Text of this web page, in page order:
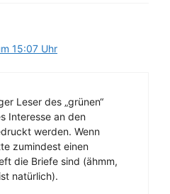
15:07 Uhr
Leser des „grünen“
Interesse an den
werden. Wenn
zumindest einen
die Briefe sind (ähmm,
natürlich).